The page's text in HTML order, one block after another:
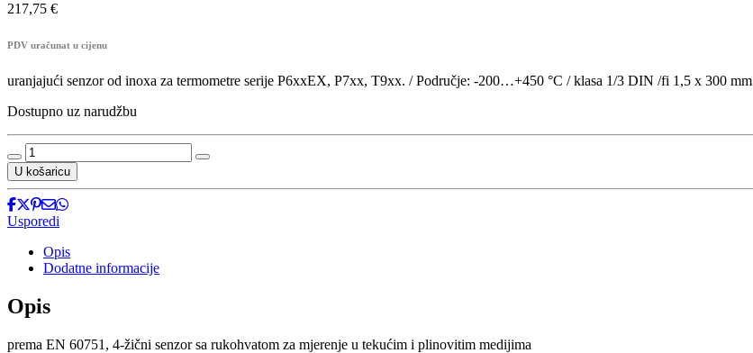
217,75 €
PDV uračunat u cijenu
uranjajući senzor od inoxa za termometre serije P6xxEX, P7xx, T9xx. / Područje: -200…+450 °C / klasa 1/3 DIN /fi 1,5 x 300 mm
Dostupno uz narudžbu
6000-
1022
-
Pt100
senzor
za
temperaturu
količina
U košaricu
Usporedi
Opis
Dodatne informacije
Opis
prema EN 60751, 4-žični senzor sa rukohvatom za mjerenje u tekućim i plinovitim medijima